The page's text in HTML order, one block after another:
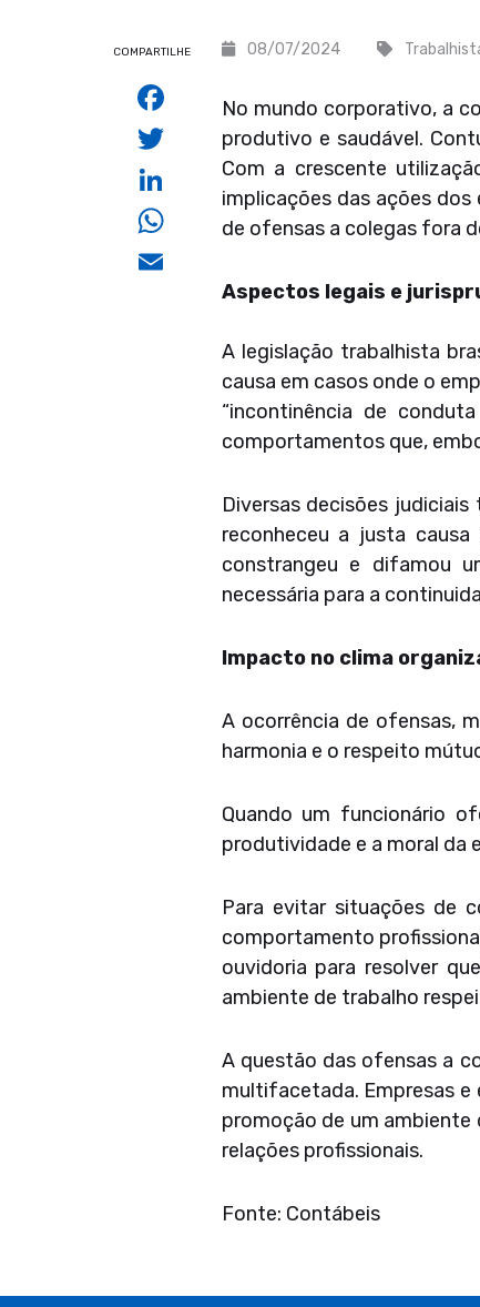
08/07/2024
No mundo corporativo, a
produtivo e saudável.
Com a crescente
implicações das ações
de ofensas a colegas fora
Aspectos legais e
A legislação trabalhista
causa em casos onde o
“incontinência de
comportamentos que,
Diversas decisões
reconheceu a justa
constrangeu e difamou
necessária para a
Impacto no clima
A ocorrência de ofensas,
harmonia e o respeito
Quando um funcionário
produtividade e a moral da
Para evitar situações de
comportamento
ouvidoria para resolver
ambiente de trabalho
A questão das ofensas a
multifacetada. Empresas
promoção de um
relações profissionais.
Fonte: Contábeis
COMPARTILHE
Facebook
Twitter
LinkedIn
WhatsApp